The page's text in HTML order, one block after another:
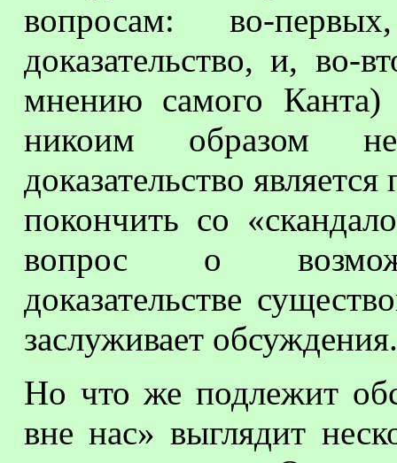
вопросам: во-
доказательство, и, во-
мнению самого Канта)
никоим образом
доказательство
покончить со
вопрос о
доказательстве
заслуживает обсуждения.
Но что же подлежит
вне нас» выглядит